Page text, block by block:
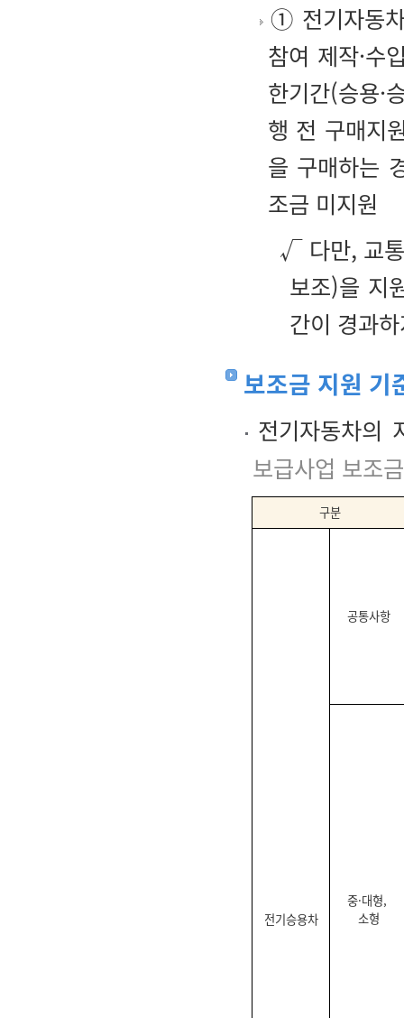
① 전기자동
참여 제작·수
한기간(승용·
행 전 구매지
을 구매하는
조금 미지원
√ 다만, 교
보조)을 지
간이 경과
보조금 지원 기
전기자동차의
보급사업 보조
구분
전기승용차
공통사항
중·대형,
소형